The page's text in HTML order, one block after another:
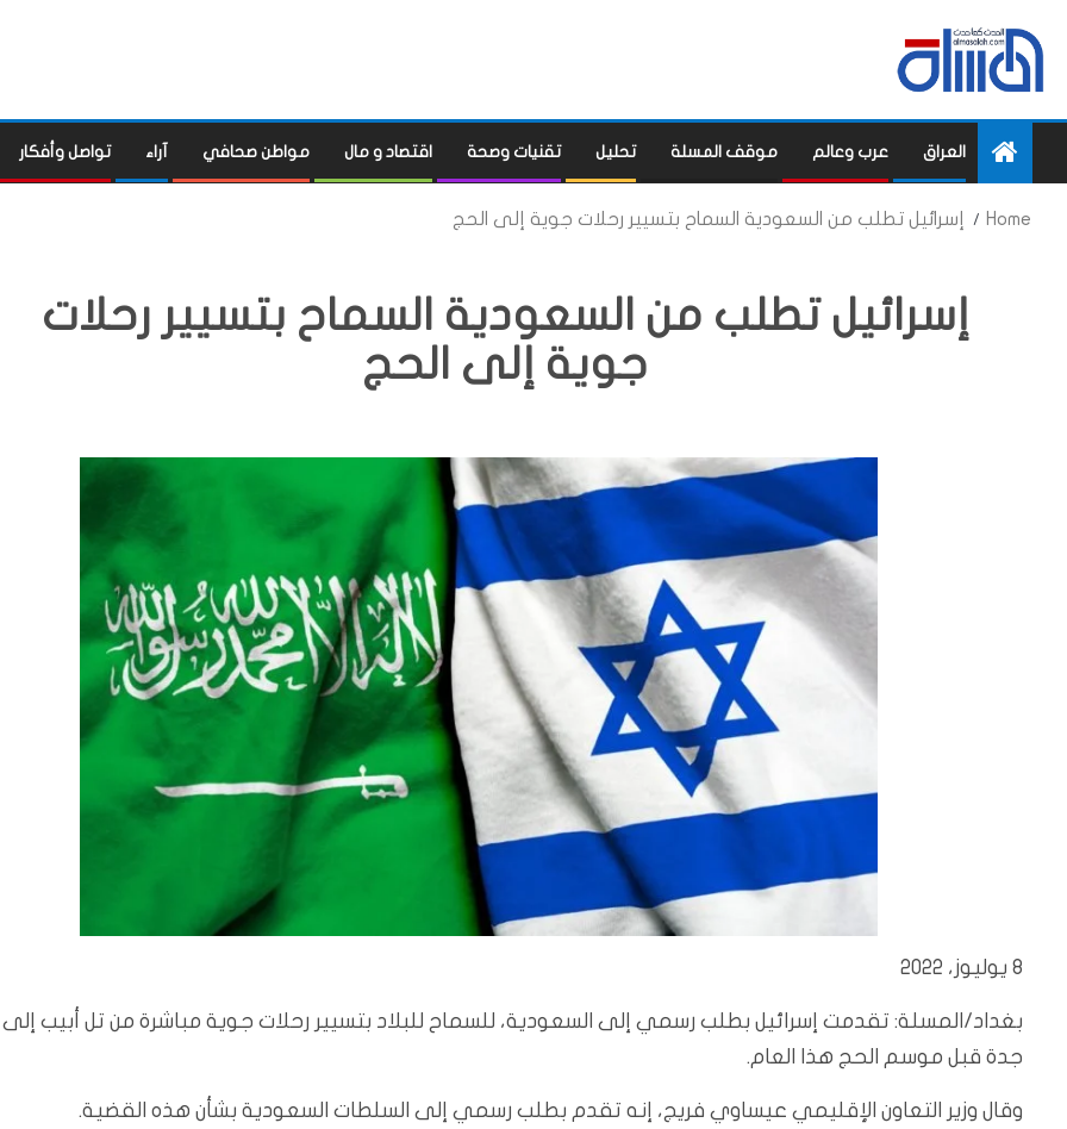
العراق عرب وعالم موقف المسلة تحليل تقنيات وصحة اقتصاد و مال مواطن صحافي آراء تواصل وأفكار
Home إسرائيل تطلب من السعودية السماح بتسيير رحلات جوية إلى الحج
إسرائيل تطلب من السعودية السماح بتسيير رحلات
جوية إلى الحج
8 يوليوز، 2022
بغداد/المسلة: تقدمت إسرائيل بطلب رسمي إلى السعودية، للسماح للبلاد بتسيير رحلات جوية مباشرة من تل أبيب إلى
جدة قبل موسم الحج هذا العام.
وقال وزير التعاون الإقليمي عيساوي فريج، إنه تقدم بطلب رسمي إلى السلطات السعودية بشأن هذه القضية.